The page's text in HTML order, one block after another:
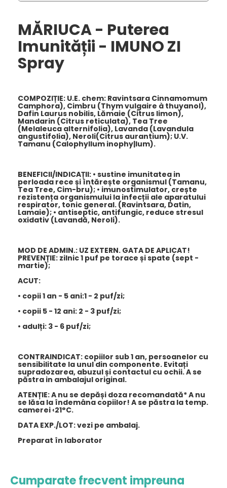
MĂRIUCA - Puterea
Imunității - IMUNO ZI
Spray
COMPOZIȚIE: U.E. chem: Ravintsara Cinnamomum
Camphora), Cimbru (Thym vulgaire à thuyanol),
Dafin Laurus nobilis, Lămaie (Citrus limon),
Mandarin (Citrus reticulata), Tea Tree
(Melaleuca alternifolia), Lavanda (Lavandula
angustifolia), Neroli(Citrus aurantium); U.V.
Tamanu (Calophyllum inophy|lum).
BENEFICII/INDICAȚII: • sustine imunitatea in
perloada rece și întărește organismul (Tamanu,
Tea Tree, Cim-bru); • imunostimulator, crește
rezistența organismului la infecții ale aparatului
respirator, tonic general. (Ravintsara, Datin,
Lamaie); • antiseptic, antifungic, reduce stresul
oxidativ (Lavandă, Neroli).
MOD DE ADMIN.: UZ EXTERN. GATA DE APLICAT!
PREVENȚIE: zilnic 1 puf pe torace și spate (sept -
martie);
ACUT:
• copii 1 an - 5 ani:1 - 2 puf/zi;
• copii 5 - 12 ani: 2 - 3 puf/zi;
• adulți: 3 - 6 puf/zi;
CONTRAINDICAT: copiilor sub 1 an, persoanelor cu
sensibilitate la unul din componente. Evitați
supradozarea, abuzul și contactul cu ochii. A se
păstra in ambalajul original.
ATENȚIE:A nu se depăși doza recomandată* A nu
se lăsa la îndemâna copiilor! A se păstra la temp.
camerei ‹21°C.
DATA EXP./LOT: vezi pe ambalaj.
Preparat în laborator
Cumparate frecvent impreuna